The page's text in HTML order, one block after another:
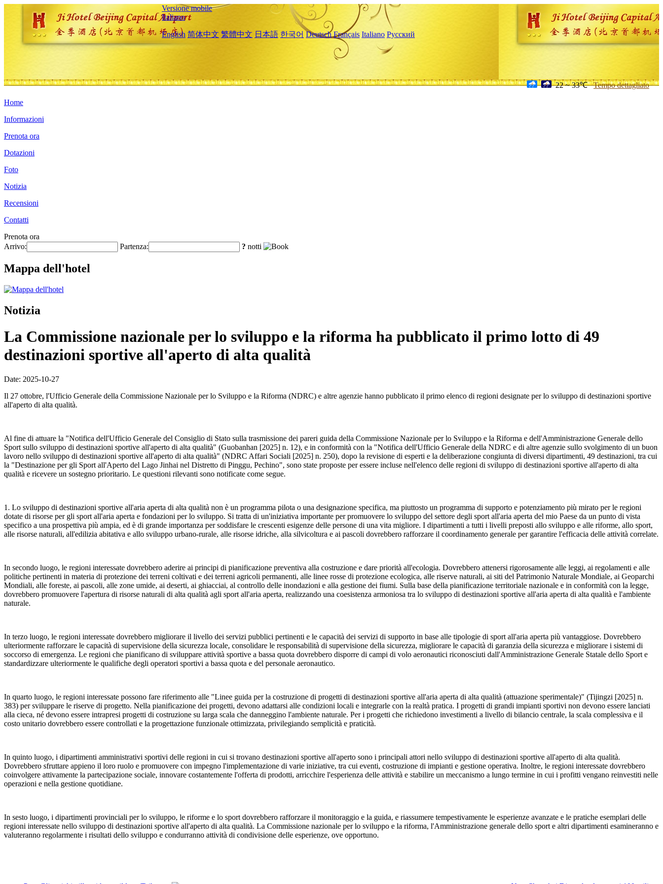
Versione mobile
Italiano
English 简体中文 繁體中文 日本語 한국어 Deutsch Français Italiano Русский
22 ~ 33℃ Tempo dettagliato
Home
Informazioni
Prenota ora
Dotazioni
Foto
Notizia
Recensioni
Contatti
Prenota ora
Arrivo:
Partenza: ? notti
Mappa dell'hotel
Notizia
La Commissione nazionale per lo sviluppo e la riforma ha pubblicato il primo lotto di 49
destinazioni sportive all'aperto di alta qualità
Date: 2025-10-27
Il 27 ottobre, l'Ufficio Generale della Commissione Nazionale per lo Sviluppo e la Riforma (NDRC) e altre agenzie hanno pubblicato il primo elenco di regioni designate per lo sviluppo di destinazioni sportive
all'aperto di alta qualità.
Al fine di attuare la "Notifica dell'Ufficio Generale del Consiglio di Stato sulla trasmissione dei pareri guida della Commissione Nazionale per lo Sviluppo e la Riforma e dell'Amministrazione Generale dello
Sport sullo sviluppo di destinazioni sportive all'aperto di alta qualità" (Guobanhan [2025] n. 12), e in conformità con la "Notifica dell'Ufficio Generale della NDRC e di altre agenzie sullo svolgimento di un buon
lavoro nello sviluppo di destinazioni sportive all'aperto di alta qualità" (NDRC Affari Sociali [2025] n. 250), dopo la revisione di esperti e la deliberazione congiunta di diversi dipartimenti, 49 destinazioni, tra cui
la "Destinazione per gli Sport all'Aperto del Lago Jinhai nel Distretto di Pinggu, Pechino", sono state proposte per essere incluse nell'elenco delle regioni di sviluppo di destinazioni sportive all'aperto di alta
qualità e ricevere un sostegno prioritario. Le questioni rilevanti sono notificate come segue.
1. Lo sviluppo di destinazioni sportive all'aria aperta di alta qualità non è un programma pilota o una designazione specifica, ma piuttosto un programma di supporto e potenziamento più mirato per le regioni
dotate di risorse per gli sport all'aria aperta e fondazioni per lo sviluppo. Si tratta di un'iniziativa importante per promuovere lo sviluppo del settore degli sport all'aria aperta del mio Paese da un punto di vista
specifico a una prospettiva più ampia, ed è di grande importanza per soddisfare le crescenti esigenze delle persone di una vita migliore. I dipartimenti a tutti i livelli preposti allo sviluppo e alle riforme, allo sport,
alle risorse naturali, all'edilizia abitativa e allo sviluppo urbano-rurale, alle risorse idriche, alla silvicoltura e ai pascoli dovrebbero rafforzare il coordinamento generale per garantire l'efficacia delle attività correlate.
In secondo luogo, le regioni interessate dovrebbero aderire ai principi di pianificazione preventiva alla costruzione e dare priorità all'ecologia. Dovrebbero attenersi rigorosamente alle leggi, ai regolamenti e alle
politiche pertinenti in materia di protezione dei terreni coltivati e dei terreni agricoli permanenti, alle linee rosse di protezione ecologica, alle riserve naturali, ai siti del Patrimonio Naturale Mondiale, ai Geoparchi
Mondiali, alle foreste, ai pascoli, alle zone umide, ai deserti, ai ghiacciai, al controllo delle inondazioni e alla gestione dei fiumi. Sulla base della pianificazione territoriale nazionale e in conformità con la legge,
dovrebbero promuovere l'apertura di risorse naturali di alta qualità agli sport all'aria aperta, realizzando una coesistenza armoniosa tra lo sviluppo di destinazioni sportive all'aria aperta di alta qualità e l'ambiente
naturale.
In terzo luogo, le regioni interessate dovrebbero migliorare il livello dei servizi pubblici pertinenti e le capacità dei servizi di supporto in base alle tipologie di sport all'aria aperta più vantaggiose. Dovrebbero
ulteriormente rafforzare le capacità di supervisione della sicurezza locale, consolidare le responsabilità di supervisione della sicurezza, migliorare le capacità di garanzia della sicurezza e migliorare i sistemi di
soccorso di emergenza. Le regioni che pianificano di sviluppare attività sportive a bassa quota dovrebbero disporre di campi di volo aeronautici riconosciuti dall'Amministrazione Generale Statale dello Sport e
standardizzare ulteriormente le qualifiche degli operatori sportivi a bassa quota e del personale aeronautico.
In quarto luogo, le regioni interessate possono fare riferimento alle "Linee guida per la costruzione di progetti di destinazioni sportive all'aria aperta di alta qualità (attuazione sperimentale)" (Tijingzi [2025] n.
383) per sviluppare le riserve di progetto. Nella pianificazione dei progetti, devono adattarsi alle condizioni locali e integrarle con la realtà pratica. I progetti di grandi impianti sportivi non devono essere lanciati
alla cieca, né devono essere intrapresi progetti di costruzione su larga scala che danneggino l'ambiente naturale. Per i progetti che richiedono investimenti a livello di bilancio centrale, la scala complessiva e il
costo unitario dovrebbero essere controllati e la progettazione funzionale ottimizzata, privilegiando semplicità e praticità.
In quinto luogo, i dipartimenti amministrativi sportivi delle regioni in cui si trovano destinazioni sportive all'aperto sono i principali attori nello sviluppo di destinazioni sportive all'aperto di alta qualità.
Dovrebbero sfruttare appieno il loro ruolo e promuovere con impegno l'implementazione di varie iniziative, tra cui eventi, costruzione di impianti e gestione operativa. Inoltre, le regioni interessate dovrebbero
coinvolgere attivamente la partecipazione sociale, innovare costantemente l'offerta di prodotti, arricchire l'esperienza delle attività e stabilire un meccanismo a lungo termine in cui i profitti vengano reinvestiti nelle
operazioni e nella gestione quotidiane.
In sesto luogo, i dipartimenti provinciali per lo sviluppo, le riforme e lo sport dovrebbero rafforzare il monitoraggio e la guida, e riassumere tempestivamente le esperienze avanzate e le pratiche esemplari delle
regioni interessate nello sviluppo di destinazioni sportive all'aperto di alta qualità. La Commissione nazionale per lo sviluppo e la riforma, l'Amministrazione generale dello sport e altri dipartimenti esamineranno e
valuteranno regolarmente i risultati dello sviluppo e condurranno attività di condivisione delle esperienze, ove opportuno.